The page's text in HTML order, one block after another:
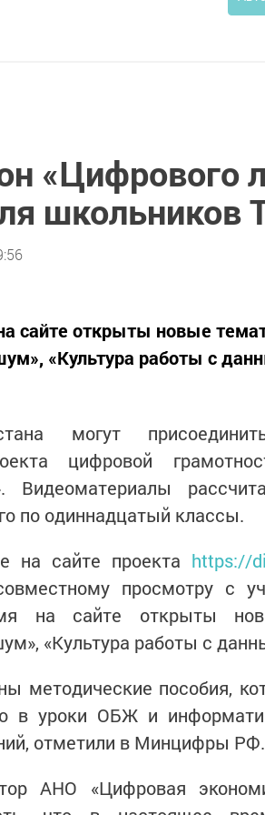
«Цифрового
школьников
сайте открыты новые
«Культура работы с
могут
цифровой
Видеоматериалы
по одиннадцатый классы.
на сайте проекта https://
просмотру с
на сайте открыты
«Культура работы с
методические пособия,
в уроки ОБЖ и
отметили в Минцифры РФ.
АНО «Цифровая